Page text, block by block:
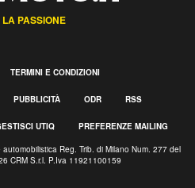
PASSIONE
TERMINI E CONDIZIONI
PUBBLICITÀ ODR RSS
UTIQ PREFERENZE MAILING
Reg. Trib. di Milano Num. 277 del
CRM S.r.l. P.Iva 11921100159